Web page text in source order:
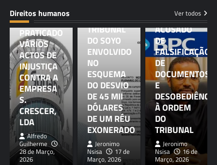
Direitos humanos Ver todos
ACUSADA
DE TER
PRATICADO
VÁRIOS
ACTOS DE
INJUSTIÇA
CONTRA A
EMPRESA
S.
CRESCER,
LDA
Alfredo
Guilherme
28 de Março,
2026
DO
TRIBUNAL
DO SOYO
ENVOLVIDO
NO
ESQUEMA
DO DESVIO
DE 45 MIl
DÓLARES
DE UM RÉU
EXONERADO
Jeronimo
Nsisa
17 de
Março, 2026
LUSOLO DE
CARVALHO
ACUSADO
DE
FALSIFICAÇÃO
DE
DOCUMENTOS
E
DESOBEDIÊNCIA
À ORDEM
DO
TRIBUNAL
Jeronimo
Nsisa
16 de
Março, 2026